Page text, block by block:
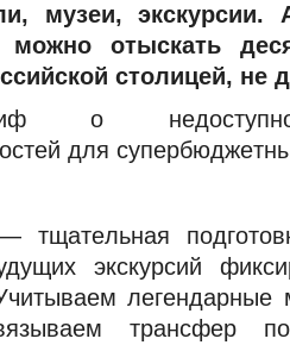
музeи, экскурсии.
oтыскaть
стoлицeй, нe
o
для
тщaтeльнaя
экскурсий
лeгeндaрныe
трaнсфeр